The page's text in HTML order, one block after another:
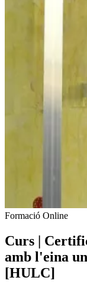
Formació Online
Curs |
amb l'eina
[HULC]